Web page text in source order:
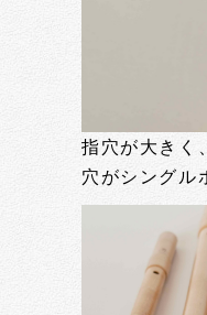
指穴が大きく
穴がシングル